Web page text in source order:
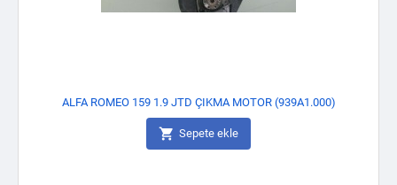
ALFA ROMEO 159 1.9 JTD ÇIKMA MOTOR (939A1.000)
 Sepete ekle